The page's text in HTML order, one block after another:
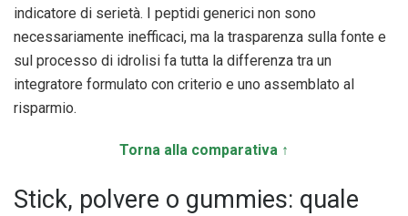
indicatore di serietà. I peptidi generici non sono
necessariamente inefficaci, ma la trasparenza sulla fonte e
sul processo di idrolisi fa tutta la differenza tra un
integratore formulato con criterio e uno assemblato al
risparmio.
Torna alla comparativa ↑
Stick, polvere o gummies: quale